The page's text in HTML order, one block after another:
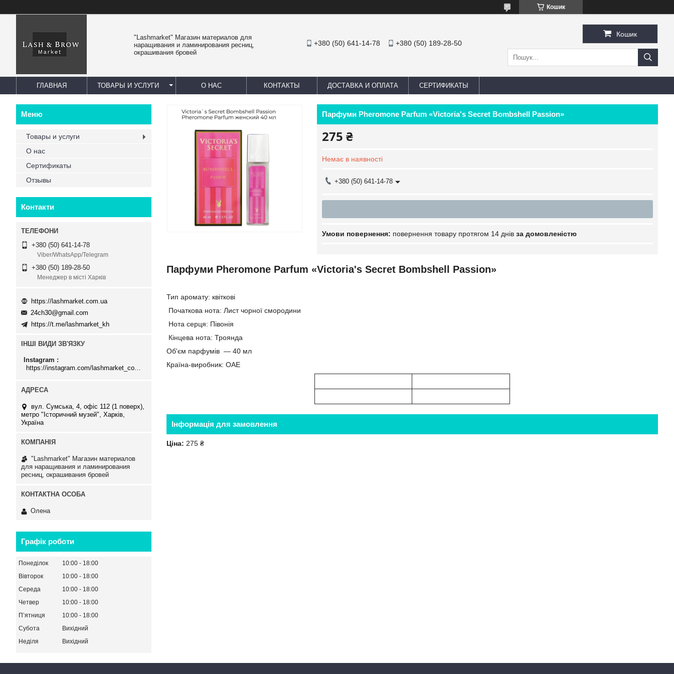
Кошик
"Lashmarket" Магазин материалов для
наращивания и ламинирования ресниц,
окрашивания бровей
+380 (50) 641-14-78 +380 (50) 189-28-50
Кошик
ГЛАВНАЯ ТОВАРЫ И УСЛУГИ О НАС КОНТАКТЫ ДОСТАВКА И ОПЛАТА СЕРТИФИКАТЫ
Парфуми Pheromone Parfum «Victoria's Secret Bombshell Passion»
275 ₴
Немає в наявності
+380 (50) 641-14-78
повернення товару протягом 14 днів за домовленістю
Парфуми Pheromone Parfum «Victoria's Secret Bombshell Passion»
Тип аромату: квіткові
Початкова нота: Лист чорної смородини
Нота серця: Півонія
Кінцева нота: Троянда
Об'єм парфумів — 40 мл
Країна-виробник: ОАЕ
Інформація для замовлення
Ціна: 275 ₴
Товары и услуги
О нас
Сертификаты
Отзывы
Контакти
+380 (50) 641-14-78
Viber/WhatsApp/Telegram
+380 (50) 189-28-50
Менеджер в місті Харків
https://lashmarket.com.ua
24ch30@gmail.com
https://t.me/lashmarket_kh
ІНШІ ВИДИ ЗВ'ЯЗКУ
Instagram
вул. Сумська, 4, офіс 112 (1 поверх),
метро "Історичний музей", Харків,
Україна
"Lashmarket" Магазин материалов
для наращивания и ламинирования
ресниц, окрашивания бровей
Олена
Графік роботи
Понеділок 10:00
18:00
Вівторок
10:00
18:00
Середа
10:00
18:00
Четвер
10:00
18:00
Пʼятниця
10:00
18:00
Субота
Вихідний
Неділя
Вихідний